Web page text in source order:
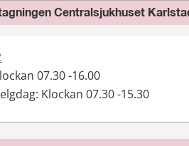
Centralsjukhuset
07.30 -16.00
Klockan 07.30 -15.30